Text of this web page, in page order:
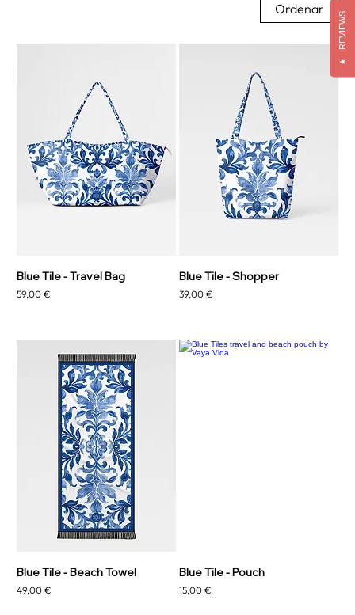
Ordenar
Blue Tile - Travel Bag
Preço
59,00 €
Blue Tile - Shopper
Preço
39,00 €
Blue Tile - Beach Towel
Preço
49,00 €
Blue Tile - Pouch
Preço
15,00 €
★
REVIEWS